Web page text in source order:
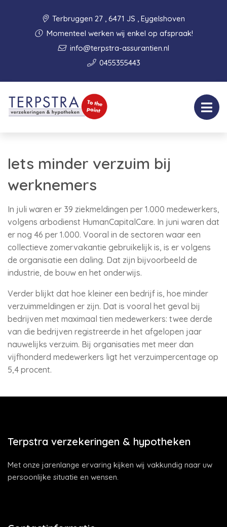
Terbruggen 27 , 6471 JS , Eygelshoven
Momenteel werken wij enkel op afspraak!
info@terpstra-assurantien.nl
0455355443
Iets minder verzuim bij
werknemers
In juli waren er 39 ziekmeldingen per 1.000 medewerkers,
volgens arbodienst HumanCapitalCare. In juni waren dat
er nog 46 per 1.000. Vooral in de sectoren waar een
collectieve zomervakantie gebruikelijk is, is er volgens
de organisatie een daling. Dat zijn bijvoorbeeld de
industrie, de bouw en het onderwijs.
Verder blijkt dat hoe kleiner een bedrijf is, hoe minder
verzuimmeldingen er zijn. Dat is vooral het geval bij
bedrijven met maximaal tien medewerkers: twee derde
van die bedrijven registreerde in het afgelopen jaar
nauwelijks verzuim. Bij organisaties met meer dan
vijfhonderd medewerkers ligt het verzuimpercentage op
5,4 procent.
Terpstra verzekeringen & hypotheken
Met onze jarenlange ervaring kijken wij vakkundig naar uw
persoonlijke situatie en wensen.